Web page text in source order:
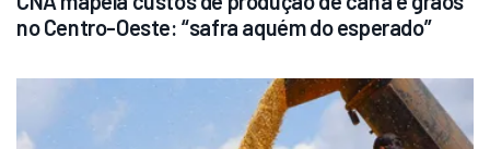
no Centro-Oeste: “safra aquém do esperado”